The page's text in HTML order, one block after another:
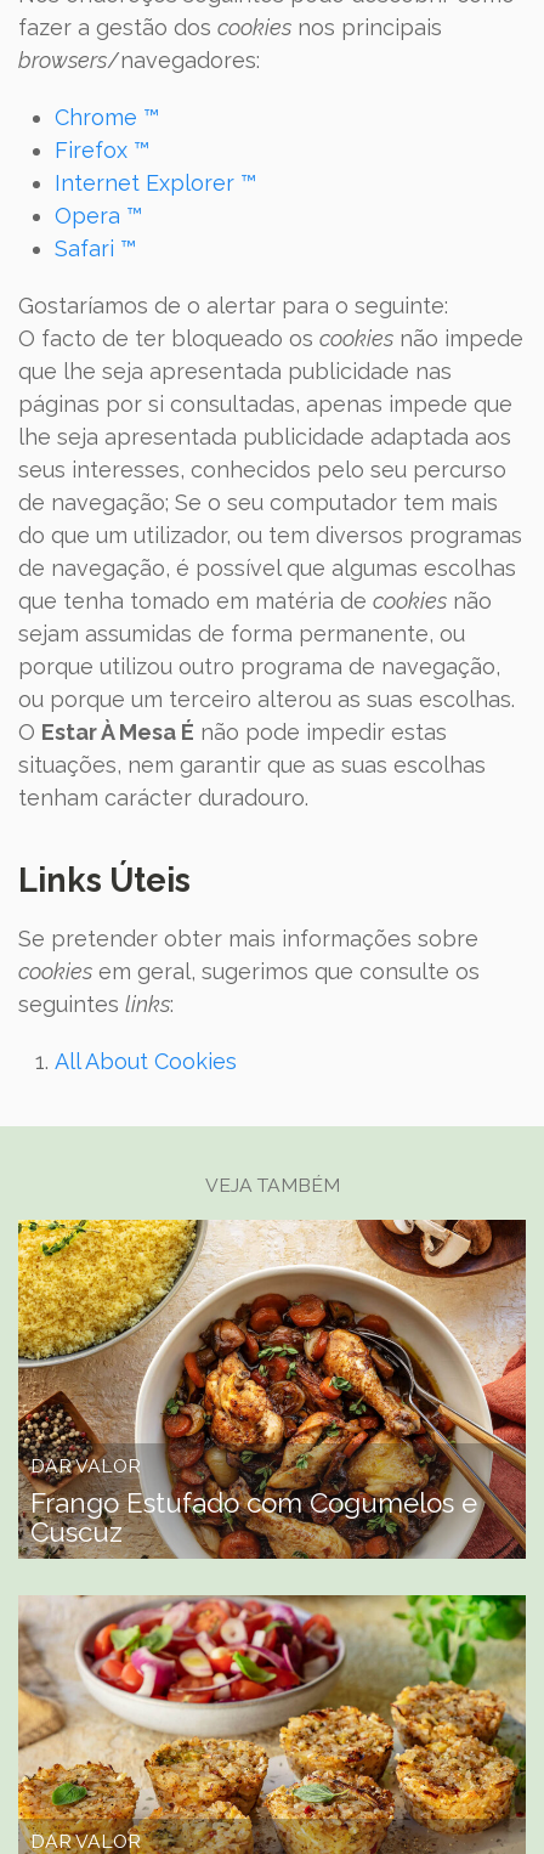
fazer a gestão dos cookies nos principais
browsers/navegadores:
Chrome ™
Firefox ™
Internet Explorer ™
Opera ™
Safari ™
Gostaríamos de o alertar para o seguinte:
O facto de ter bloqueado os cookies não impede
que lhe seja apresentada publicidade nas
páginas por si consultadas, apenas impede que
lhe seja apresentada publicidade adaptada aos
seus interesses, conhecidos pelo seu percurso
de navegação; Se o seu computador tem mais
do que um utilizador, ou tem diversos programas
de navegação, é possível que algumas escolhas
que tenha tomado em matéria de cookies não
sejam assumidas de forma permanente, ou
porque utilizou outro programa de navegação,
ou porque um terceiro alterou as suas escolhas.
O Estar À Mesa É não pode impedir estas
situações, nem garantir que as suas escolhas
tenham carácter duradouro.
Links Úteis
Se pretender obter mais informações sobre
cookies em geral, sugerimos que consulte os
seguintes links:
All About Cookies
VEJA TAMBÉM
DAR VALOR
Frango Estufado com Cogumelos e
Cuscuz
DAR VALOR